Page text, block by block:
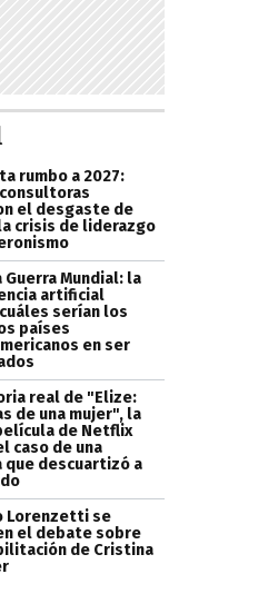
rumbo a 2027:
el desgaste de
crisis de liderazgo
Guerra Mundial: la
artificial
serían los
países
en ser
real de "Elize:
de una mujer", la
de Netflix
caso de una
que descuartizó a
Lorenzetti se
el debate sobre
de Cristina